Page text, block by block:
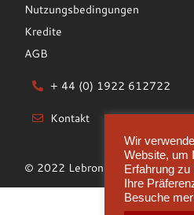
Nutzungsbedingungen
Kredite
AGB
+ 44 (0) 1922 612722
Kontakt
© 2022 Lebronze Alloys UK
Wir
Website, um
Erfahrung zu
Ihre
Besuche